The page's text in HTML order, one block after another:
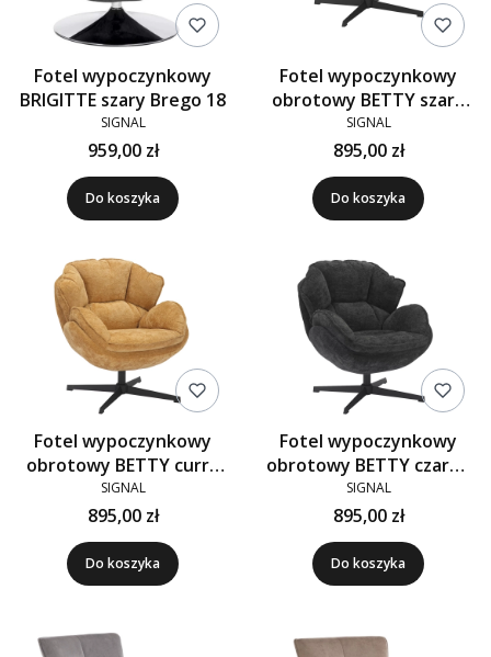
Fotel wypoczynkowy
BRIGITTE szary Brego 18
SIGNAL
959,00 zł
Do koszyka
Fotel wypoczynkowy
obrotowy BETTY szary
tap.240
SIGNAL
895,00 zł
Do koszyka
Fotel wypoczynkowy
obrotowy BETTY curry
tap.248
SIGNAL
895,00 zł
Do koszyka
Fotel wypoczynkowy
obrotowy BETTY czarny
tap.242
SIGNAL
895,00 zł
Do koszyka